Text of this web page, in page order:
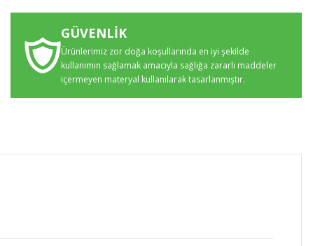
GÜVENLİK
Ürünlerimiz zor doğa koşullarında en iyi şekilde
kullanımın sağlamak amacıyla sağlığa zararlı maddeler
içermeyen materyal kullanılarak tasarlanmıştır.